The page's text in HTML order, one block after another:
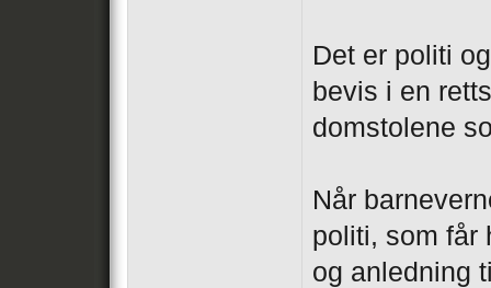
Det er politi
bevis i en
domstolene
Når
politi, som får
og anledning